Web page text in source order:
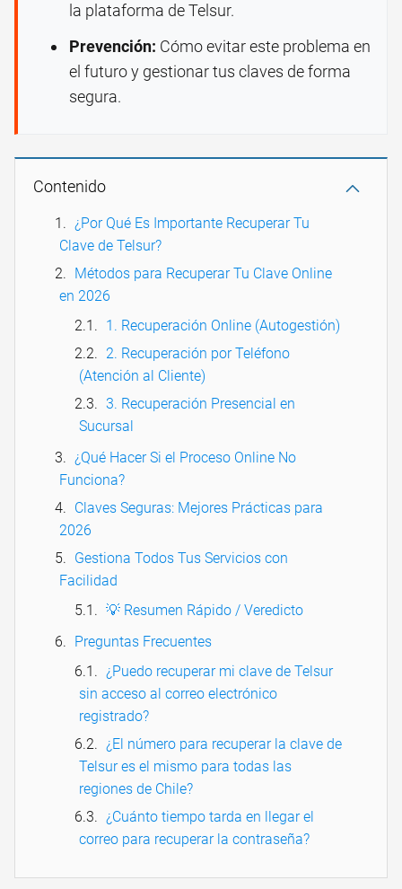
la plataforma de Telsur.
Prevención: Cómo evitar este problema en
el futuro y gestionar tus claves de forma
segura.
Contenido
¿Por Qué Es Importante Recuperar Tu
Clave de Telsur?
Métodos para Recuperar Tu Clave Online
en 2026
1. Recuperación Online (Autogestión)
2. Recuperación por Teléfono
(Atención al Cliente)
3. Recuperación Presencial en
Sucursal
¿Qué Hacer Si el Proceso Online No
Funciona?
Claves Seguras: Mejores Prácticas para
2026
Gestiona Todos Tus Servicios con
Facilidad
💡 Resumen Rápido / Veredicto
Preguntas Frecuentes
¿Puedo recuperar mi clave de Telsur
sin acceso al correo electrónico
registrado?
¿El número para recuperar la clave de
Telsur es el mismo para todas las
regiones de Chile?
¿Cuánto tiempo tarda en llegar el
correo para recuperar la contraseña?